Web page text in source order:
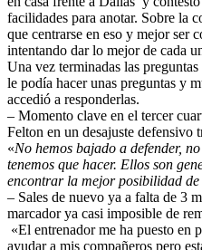
facilidades para anotar. Sobre la
que centrarse en eso y mejor ser
intentando dar lo mejor de cada
Una vez terminadas las
le podía hacer unas preguntas y
accedió a responderlas.
– Momento clave en el tercer
Felton en un desajuste defensivo
«No hemos bajado a defender,
tenemos que hacer. Ellos son
encontrar la mejor posibilidad de
– Sales de nuevo ya a falta de 3
marcador ya casi imposible de
«El entrenador me ha puesto en
ayudar a mis compañeros pero